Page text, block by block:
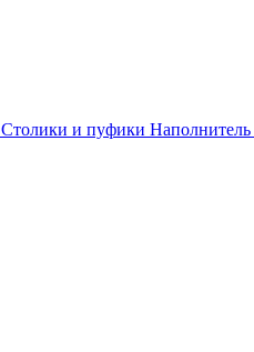
Столики и пуфики Наполнитель